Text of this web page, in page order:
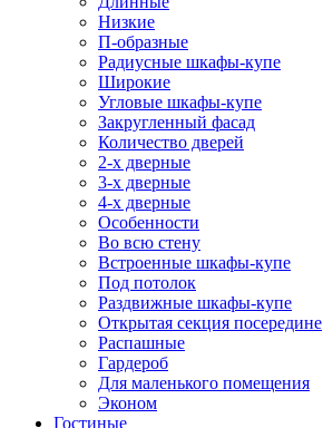
Низкие
П-образные
Радиусные шкафы-купе
Широкие
Угловые шкафы-купе
Закругленный фасад
Количество дверей
2-х дверные
3-х дверные
4-х дверные
Особенности
Во всю стену
Встроенные шкафы-купе
Под потолок
Раздвижные шкафы-купе
Открытая секция посередине
Распашные
Гардероб
Для маленького помещения
Эконом
Гостиные